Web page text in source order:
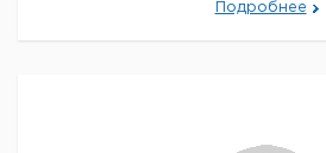
Подробнее